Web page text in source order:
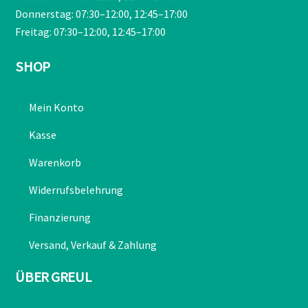
Donnerstag: 07:30–12:00, 12:45–17:00
Freitag: 07:30–12:00, 12:45–17:00
SHOP
Mein Konto
Kasse
Warenkorb
Widerrufsbelehrung
Finanzierung
Versand, Verkauf & Zahlung
ÜBER GREUL